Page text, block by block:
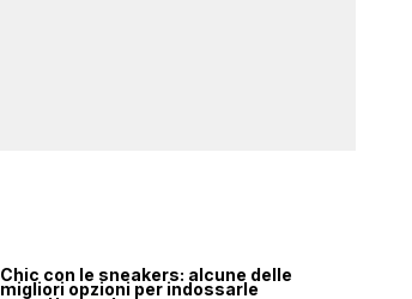
Chic con le sneakers: alcune delle
migliori opzioni per indossarle